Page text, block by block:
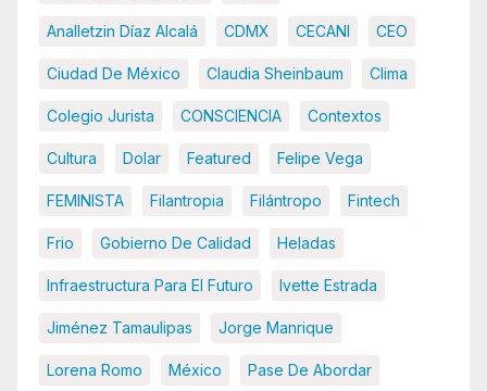
Analletzin Díaz Alcalá CDMX CECANI CEO
Ciudad De México Claudia Sheinbaum Clima
Colegio Jurista CONSCIENCIA Contextos
Cultura Dolar Featured Felipe Vega
FEMINISTA Filantropia Filántropo Fintech
Frio Gobierno De Calidad Heladas
Infraestructura Para El Futuro Ivette Estrada
Jiménez Tamaulipas Jorge Manrique
Lorena Romo México Pase De Abordar